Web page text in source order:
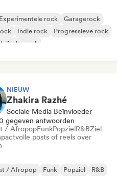
Experimentele rock
Garagerock
Indie rock
Progressieve rock
rock
NIEUW
Zhakira Razhé
Sociale Media Beïnvloeder
gegeven antwoorden
/ AfropopFunkPopzielR&BZiel
posts of reels over
/ Afropop Funk Popziel R&B